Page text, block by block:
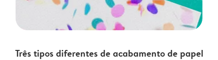
Três tipos diferentes de acabamento de papel